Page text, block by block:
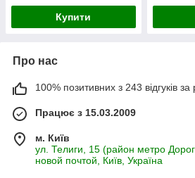
Купити
Про нас
100% позитивних з 243 відгуків за
Працює з 15.03.2009
м. Київ
ул. Телиги, 15 (район метро
новой почтой, Київ, Україна